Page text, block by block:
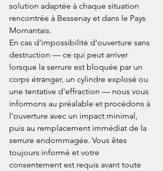
solution adaptée à chaque situation
rencontrée à Bessenay et dans le Pays
Mornantais.
En cas d'impossibilité d'ouverture sans
destruction — ce qui peut arriver
lorsque la serrure est bloquée par un
corps étranger, un cylindre explosé ou
une tentative d'effraction — nous vous
informons au préalable et procédons à
l'ouverture avec un impact minimal,
puis au remplacement immédiat de la
serrure endommagée. Vous êtes
toujours informé et votre
consentement est requis avant toute